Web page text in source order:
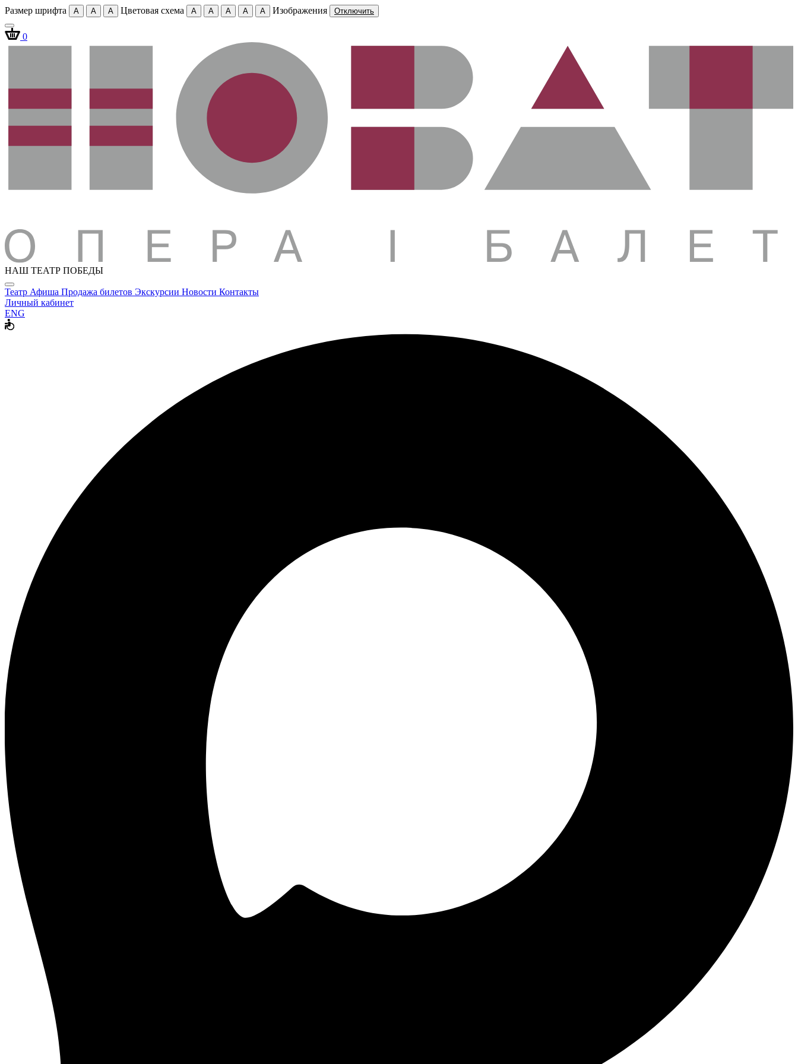
Размер шрифта A A A Цветовая схема A A A A A Изображения Отключить
0
НАШ ТЕАТР ПОБЕДЫ
Театр Афиша Продажа билетов Экскурсии Новости Контакты
Личный кабинет
ENG